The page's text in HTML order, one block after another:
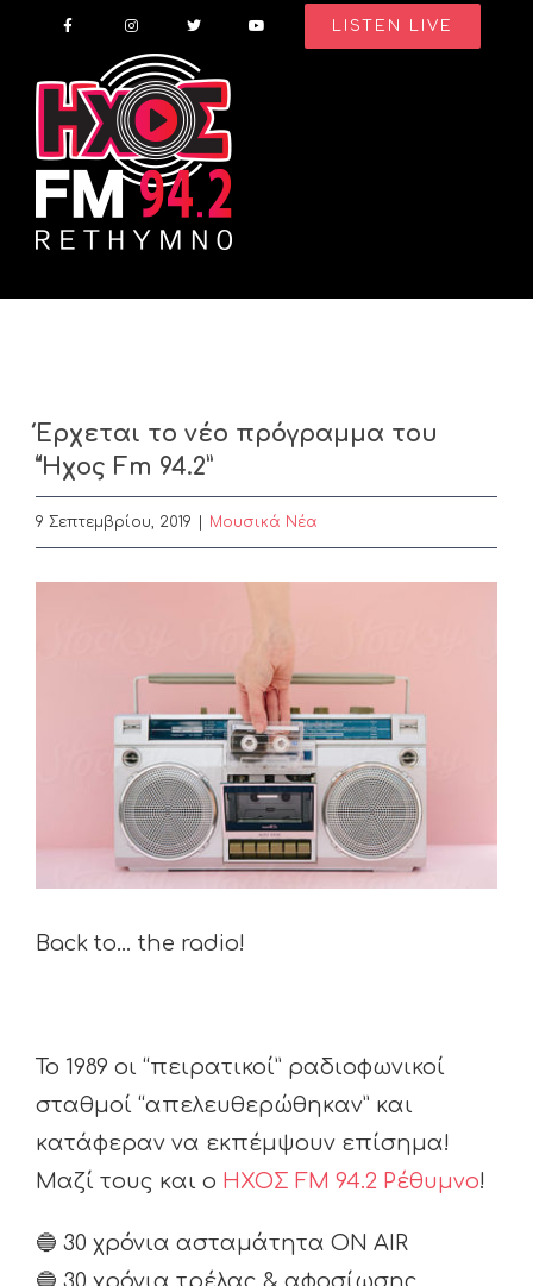
content
LISTEN LIVE
Έρχεται το νέο πρόγραμμα του
“Ήχος Fm 94.2”
9 Σεπτεμβρίου, 2019 Μουσικά Νέα
Back to… the radio!
Το 1989 οι “πειρατικοί” ραδιοφωνικοί
σταθμοί “απελευθερώθηκαν” και
κατάφεραν να εκπέμψουν επίσημα!
Μαζί τους και ο ΗΧΟΣ FM 94.2 Ρέθυμνο!
🔵 30 χρόνια ασταμάτητα ON AIR